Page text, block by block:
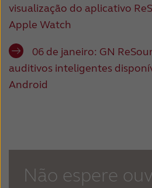
visualização do aplicativo
Apple Watch
06 de janeiro: GN
auditivos inteligentes
Android
Não espere